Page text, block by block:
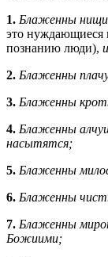
1. Блаженны
это нуждающиеся
познанию люди),
2. Блаженны
3. Блаженны
4. Блаженны
насытятся;
5. Блаженны
6. Блаженны
7. Блаженны
Божиими;